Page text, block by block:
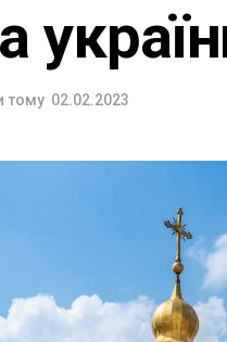
тому 02.02.2023